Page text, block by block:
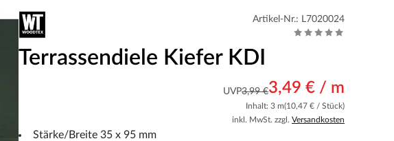
Artikel-Nr.: L7020024
Terrassendiele Kiefer KDI
UVP3,99 €3,49 € / m
Inhalt: 3 m(10,47 € / Stück)
inkl. MwSt. zzgl. Versandkosten
Stärke/Breite 35 x 95 mm